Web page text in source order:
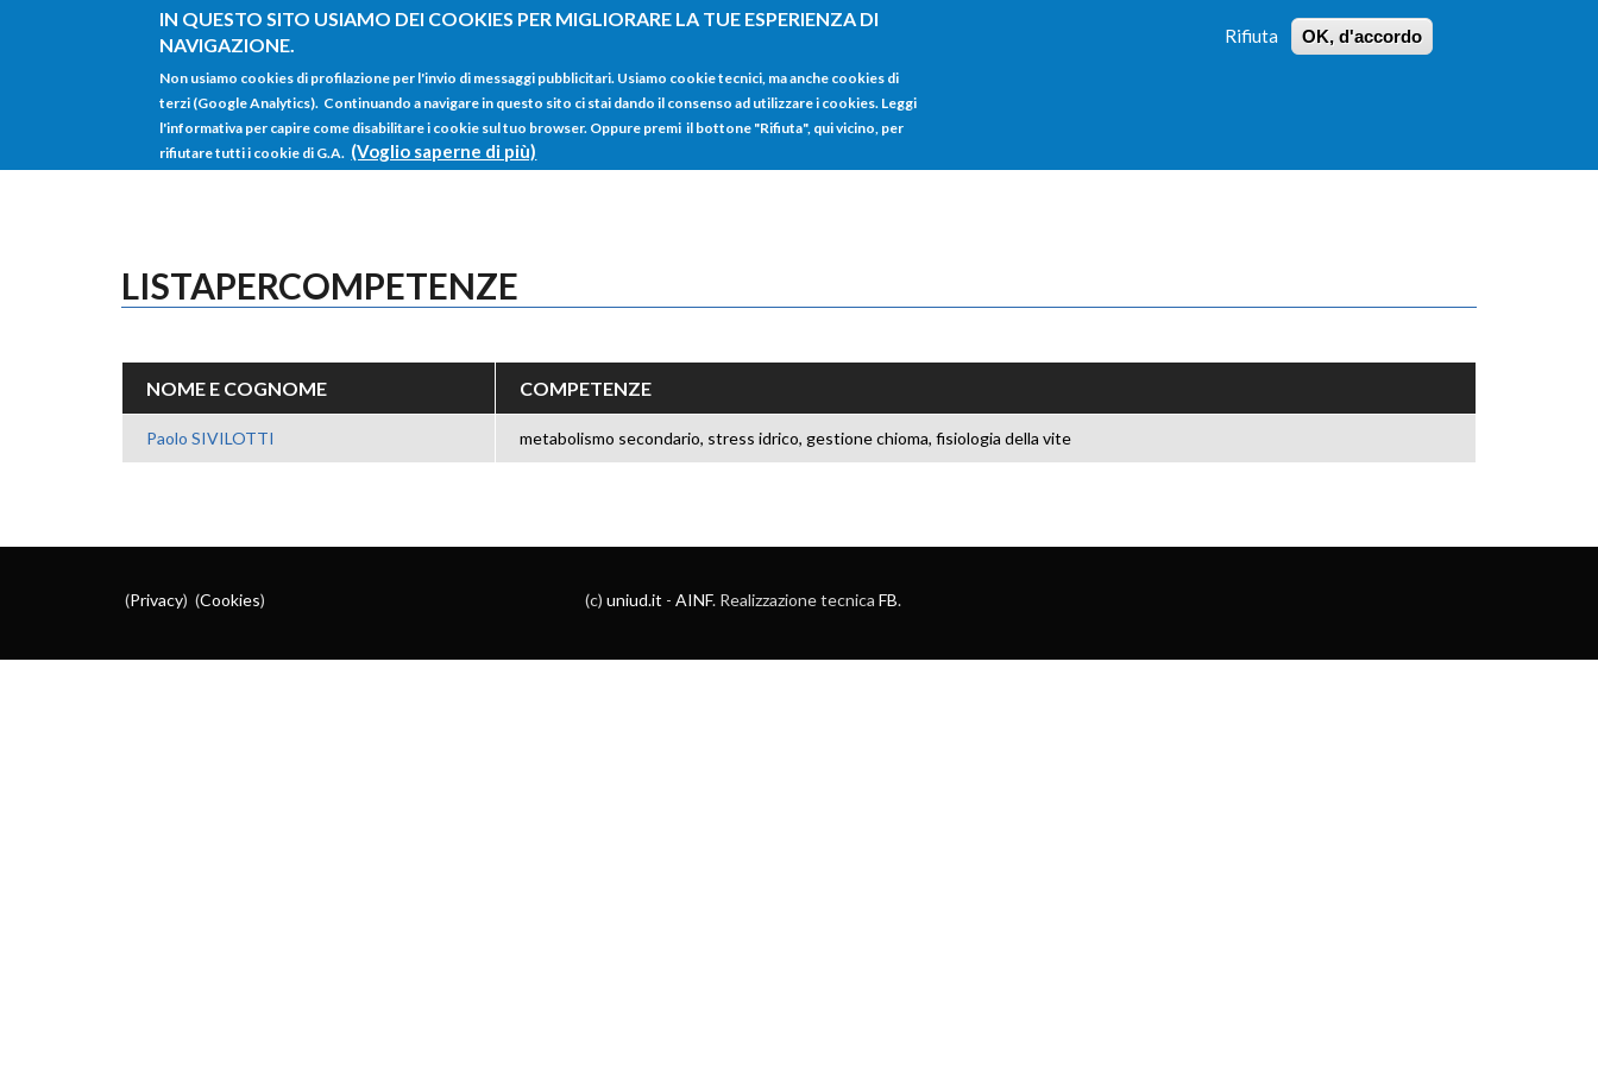
IN QUESTO SITO USIAMO DEI COOKIES PER MIGLIORARE LA TUE ESPERIENZA DI
NAVIGAZIONE.
Non usiamo cookies di profilazione per l'invio di messaggi pubblicitari. Usiamo cookie tecnici, ma anche cookies di
terzi (Google Analytics). Continuando a navigare in questo sito ci stai dando il consenso ad utilizzare i cookies. Leggi
l'informativa per capire come disabilitare i cookie sul tuo browser. Oppure premi il bottone "Rifiuta", qui vicino, per
rifiutare tutti i cookie di G.A. (Voglio saperne di più)
Rifiuta OK, d'accordo
Salta al contenuto principale
RICERCA
HOME
LISTAPERCOMPETENZE
NOME E COGNOME COMPETENZE
Paolo SIVILOTTI metabolismo secondario, stress idrico, gestione chioma, fisiologia della vite
(Privacy) (Cookies) (c) uniud.it - AINF. Realizzazione tecnica FB.